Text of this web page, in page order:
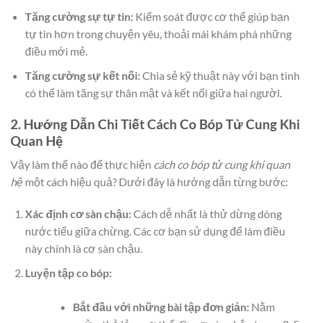
Tăng cường sự tự tin:Kiểm soát được cơ thể giúp bạn
tự tin hơn trong chuyện yêu, thoải mái khám phá những
điều mới mẻ.
Tăng cường sự kết nối:Chia sẻ kỹ thuật này với bạn tình
có thể làm tăng sự thân mật và kết nối giữa hai người.
2. Hướng Dẫn Chi Tiết Cách Co Bóp Tử Cung Khi
Quan Hệ
Vậy làm thế nào để thực hiện cách co bóp tử cung khi quan
hệ một cách hiệu quả? Dưới đây là hướng dẫn từng bước:
Xác định cơ sàn chậu:Cách dễ nhất là thử dừng dòng
nước tiểu giữa chừng. Các cơ bạn sử dụng để làm điều
này chính là cơ sàn chậu.
Luyện tập co bóp:
Bắt đầu với những bài tập đơn giản:Nằm